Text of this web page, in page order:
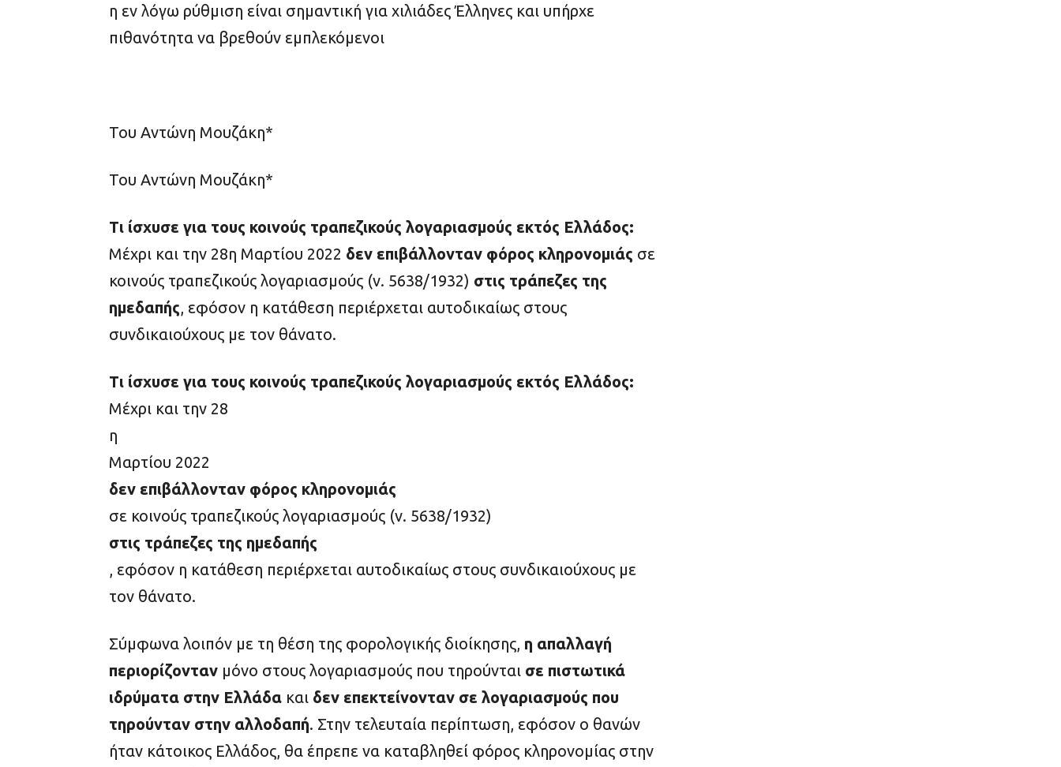
η εν λόγω ρύθμιση είναι σημαντική για χιλιάδες Έλληνες και υπήρχε
πιθανότητα να βρεθούν εμπλεκόμενοι
Του Αντώνη Μουζάκη*
Του Αντώνη Μουζάκη*
Τι ίσχυσε για τους κοινούς τραπεζικούς λογαριασμούς εκτός Ελλάδος:
Μέχρι και την 28η Μαρτίου 2022 δεν επιβάλλονταν φόρος κληρονομιάς σε
κοινούς τραπεζικούς λογαριασμούς (ν. 5638/1932) στις τράπεζες της
ημεδαπής, εφόσον η κατάθεση περιέρχεται αυτοδικαίως στους
συνδικαιούχους με τον θάνατο.
Τι ίσχυσε για τους κοινούς τραπεζικούς λογαριασμούς εκτός Ελλάδος:
Μέχρι και την 28
η
Μαρτίου 2022
δεν επιβάλλονταν φόρος κληρονομιάς
σε κοινούς τραπεζικούς λογαριασμούς (ν. 5638/1932)
στις τράπεζες της ημεδαπής
, εφόσον η κατάθεση περιέρχεται αυτοδικαίως στους συνδικαιούχους με
τον θάνατο.
Σύμφωνα λοιπόν με τη θέση της φορολογικής διοίκησης, η απαλλαγή
περιορίζονταν μόνο στους λογαριασμούς που τηρούνται σε πιστωτικά
ιδρύματα στην Ελλάδα και δεν επεκτείνονταν σε λογαριασμούς που
τηρούνταν στην αλλοδαπή. Στην τελευταία περίπτωση, εφόσον ο θανών
ήταν κάτοικος Ελλάδος, θα έπρεπε να καταβληθεί φόρος κληρονομίας στην